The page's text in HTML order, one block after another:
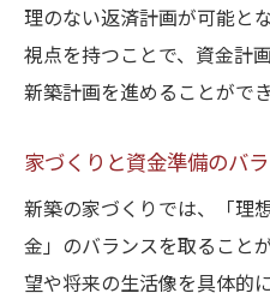
理のない返済計画が可能と
視点を持つことで、資金計
新築計画を進めることがで
家づくりと資金準備のバ
新築の家づくりでは、「理
金」のバランスを取ること
望や将来の生活像を具体的